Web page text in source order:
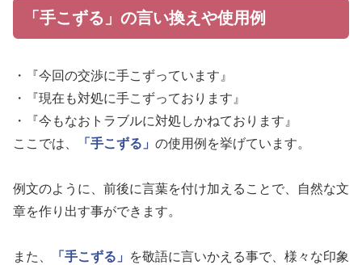
「手こずる」の言い換えや使用例
・『今回の交渉に手こずっています』
・『現在も対処に手こずっております』
・『今もなおトラブルに対処しかねております』
ここでは、
「手こずる」 の使用例を挙げています。
例文のように、前後に言葉を付け加えることで、自然な文
章を作り出す事ができます。
また、 「手こずる」
を敬語に言いかえる事で、様々な印象